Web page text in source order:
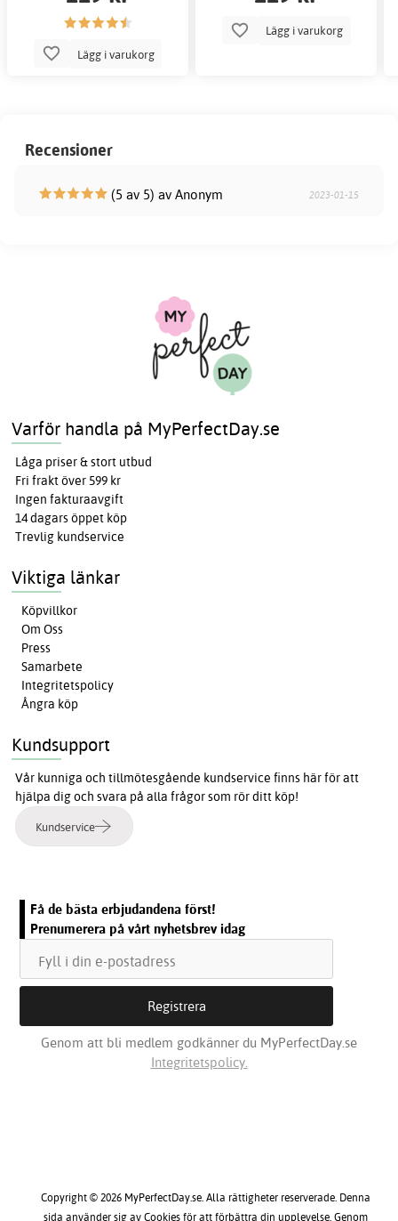
Lägg i varukorg
Lägg i varukorg
Recensioner
(5 av 5) av Anonym 2023-01-15
Varför handla på MyPerfectDay.se
Låga priser & stort utbud
Fri frakt över 599 kr
Ingen fakturaavgift
14 dagars öppet köp
Trevlig kundservice
Viktiga länkar
Köpvillkor
Om Oss
Press
Samarbete
Integritetspolicy
Ångra köp
Kundsupport
Vår kunniga och tillmötesgående kundservice finns här för att
hjälpa dig och svara på alla frågor som rör ditt köp!
Kundservice
Få de bästa erbjudandena först!
Prenumerera på vårt nyhetsbrev idag
Genom att bli medlem godkänner du MyPerfectDay.se
Integritetspolicy.
Copyright © 2026 MyPerfectDay.se. Alla rättigheter reserverade. Denna
sida använder sig av Cookies för att förbättra din upplevelse. Genom